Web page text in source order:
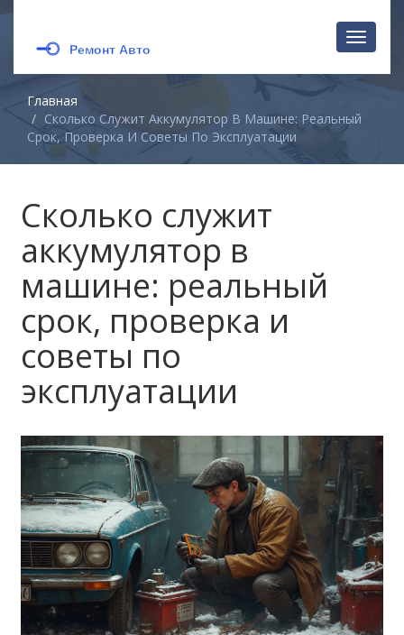
Главная
Сколько Служит Аккумулятор В Машине: Реальный
Срок, Проверка И Советы По Эксплуатации
Сколько служит
аккумулятор в
машине: реальный
срок, проверка и
советы по
эксплуатации